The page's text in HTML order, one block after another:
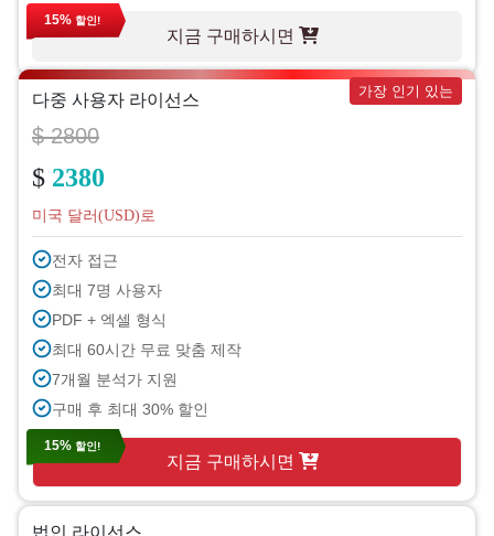
지금 구매하시면
15% 할인!
다중 사용자 라이선스 가장 인기 있는
$ 2800
$ 2380
미국 달러(USD)로
전자 접근
최대 7명 사용자
PDF + 엑셀 형식
최대 60시간 무료 맞춤 제작
7개월 분석가 지원
구매 후 최대 30% 할인
지금 구매하시면
15% 할인!
법인 라이선스